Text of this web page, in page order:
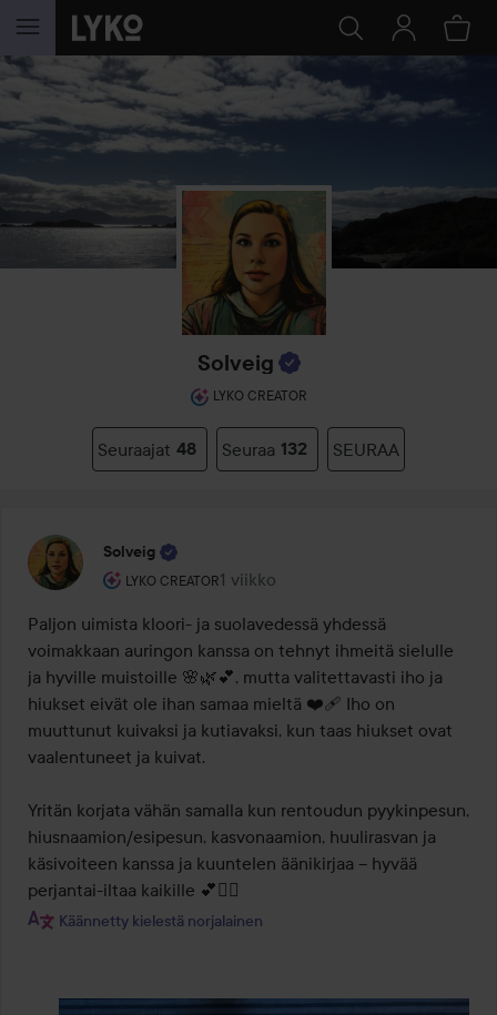
SIIRTYÄ JHK SISÄLTÖÖN
Solveig
LYKO CREATOR
Seuraajat 48 Seuraa 132 SEURAA
Solveig
LYKO CREATOR
Käyttäjän rooli: Lyko Creator.
1 viikko
Viesti luotiin 1 viikko
Paljon uimista kloori- ja suolavedessä yhdessä
voimakkaan auringon kanssa on tehnyt ihmeitä sielulle
ja hyville muistoille 🌸🌿💕, mutta valitettavasti iho ja
hiukset eivät ole ihan samaa mieltä ❤️‍🩹 Iho on
muuttunut kuivaksi ja kutiavaksi, kun taas hiukset ovat
vaalentuneet ja kuivat.
Yritän korjata vähän samalla kun rentoudun pyykinpesun,
hiusnaamion/esipesun, kasvonaamion, huulirasvan ja
käsivoiteen kanssa ja kuuntelen äänikirjaa – hyvää
perjantai-iltaa kaikille 💕🧖‍♀️
Käännetty kielestä norjalainen